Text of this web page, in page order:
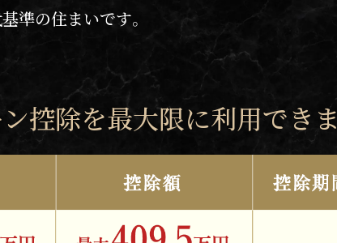
準の住まいです。
控除を最大限に利用でき